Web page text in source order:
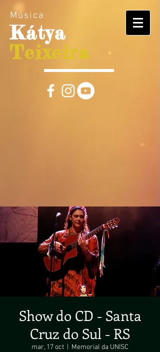
Música
Kátya
Teixeira
Show do CD - Santa
Cruz do Sul - RS
mar, 17 oct Memorial da UNISC